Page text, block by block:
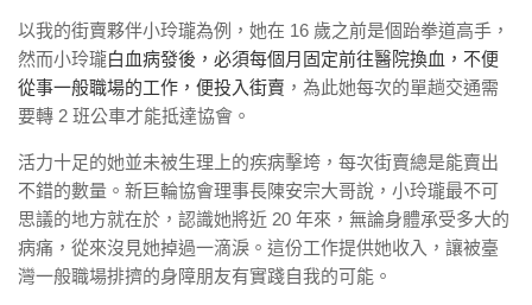
以我的街賣夥伴小玲瓏為例，她在 16 歲之前是個跆拳道高手，
然而小玲瓏白血病發後，必須每個月固定前往醫院換血，不便
從事一般職場的工作，便投入街賣 ，為此她每次的單趟交通需
要轉 2 班公車才能抵達協會。
活力十足的她並未被生理上的疾病擊垮，每次街賣總是能賣出
不錯的數量。新巨輪協會理事長陳安宗大哥說，小玲瓏最不可
思議的地方就在於，認識她將近 20 年來，無論身體承受多大的
病痛，從來沒見她掉過一滴淚。這份工作提供她收入，讓被臺
灣一般職場排擠的身障朋友有實踐自我的可能。